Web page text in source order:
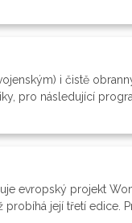
i čistě
pro následující
evropský projekt
její třetí edice.